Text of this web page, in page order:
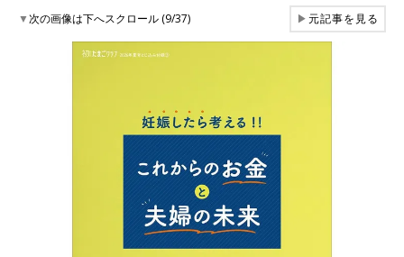
▼次の画像は下へスクロール (9/37) ▶元記事を見る